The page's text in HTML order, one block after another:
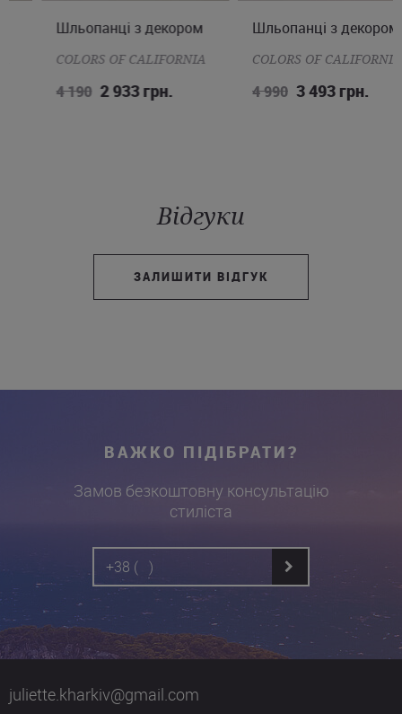
37 38 39 41
Шльопанці з декором
COLORS OF CALIFORNIA
4 190 2 933 грн.
38 39 40 41
Шльопанці з декором
COLORS OF CALIFORNIA
4 990 3 493 грн.
Відгуки
ЗАЛИШИТИ ВІДГУК
ВАЖКО ПІДІБРАТИ?
Замов безкоштовну консультацію
стиліста
juliette.kharkiv@gmail.com